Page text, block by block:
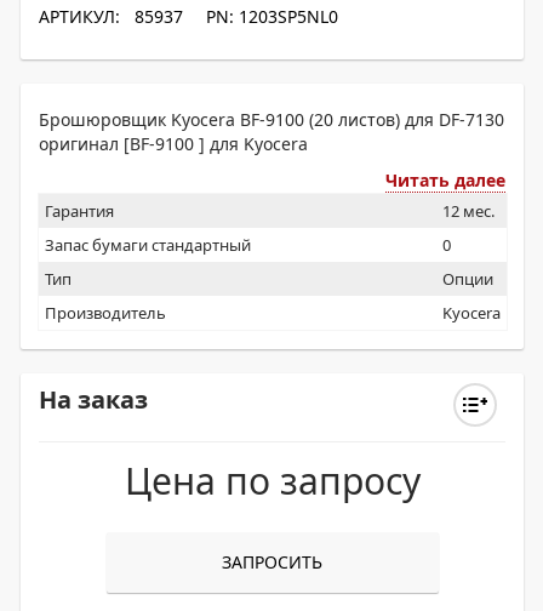
АРТИКУЛ: 85937 PN: 1203SP5NL0
Брошюровщик Kyocera BF-9100 (20 листов) для DF-7130
оригинал [BF-9100 ] для Kyocera
Читать далее
Гарантия
12 мес.
Запас бумаги стандартный
0
Тип
Опции
Производитель
Kyocera
На заказ
Цена по запросу
ЗАПРОСИТЬ